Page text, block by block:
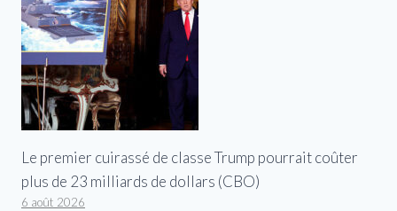
Le premier cuirassé de classe Trump pourrait coûter
plus de 23 milliards de dollars (CBO)
6 août 2026